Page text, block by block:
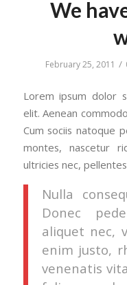
We
February 25, 2011 /
Lorem ipsum dolor
elit. Aenean
Cum sociis natoque
montes, nascetur
ultricies nec,
Nulla
Donec
aliquet nec,
enim justo,
venenatis